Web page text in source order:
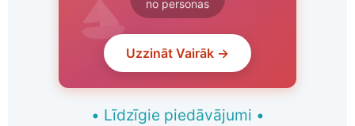
no personas
Uzzināt Vairāk →
• Līdzīgie piedāvājumi •